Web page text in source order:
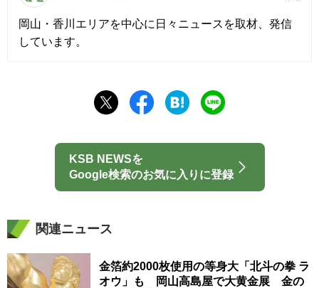
岡山・香川エリアを中心に日々ニュースを取材、発信
しています。
KSB NEWSを
Google検索のお気に入りに登録
関連ニュース
金箔約2000枚使用の等身大「北斗の拳 ラ
オウ」も 岡山高島屋で大黄金展 金の